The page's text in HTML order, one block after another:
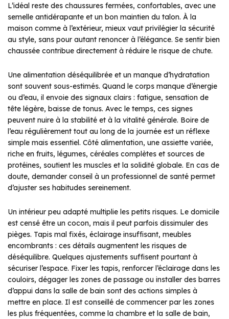
L’idéal reste des chaussures fermées, confortables, avec une
semelle antidérapante et un bon maintien du talon. À la
maison comme à l’extérieur, mieux vaut privilégier la sécurité
au style, sans pour autant renoncer à l’élégance. Se sentir bien
chaussée contribue directement à réduire le risque de chute.
Une alimentation déséquilibrée et un manque d’hydratation
sont souvent sous-estimés. Quand le corps manque d’énergie
ou d’eau, il envoie des signaux clairs : fatigue, sensation de
tête légère, baisse de tonus. Avec le temps, ces signes
peuvent nuire à la stabilité et à la vitalité générale. Boire de
l’eau régulièrement tout au long de la journée est un réflexe
simple mais essentiel. Côté alimentation, une assiette variée,
riche en fruits, légumes, céréales complètes et sources de
protéines, soutient les muscles et la solidité globale. En cas de
doute, demander conseil à un professionnel de santé permet
d’ajuster ses habitudes sereinement.
Un intérieur peu adapté multiplie les petits risques. Le domicile
est censé être un cocon, mais il peut parfois dissimuler des
pièges. Tapis mal fixés, éclairage insuffisant, meubles
encombrants : ces détails augmentent les risques de
déséquilibre. Quelques ajustements suffisent pourtant à
sécuriser l’espace. Fixer les tapis, renforcer l’éclairage dans les
couloirs, dégager les zones de passage ou installer des barres
d’appui dans la salle de bain sont des actions simples à
mettre en place. Il est conseillé de commencer par les zones
les plus fréquentées, comme la chambre et la salle de bain,